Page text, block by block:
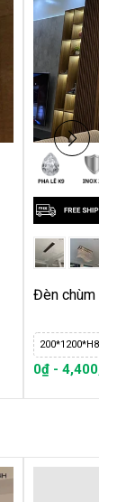
Đèn chùm pha
200*1200*H860
0₫ -